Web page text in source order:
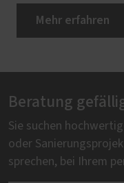
Mehr erfahren
Beratung
Sie suchen
oder
sprechen, bei Ihrem